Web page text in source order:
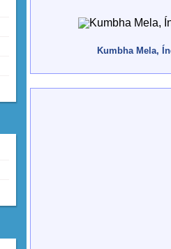
Kumbha Mela,